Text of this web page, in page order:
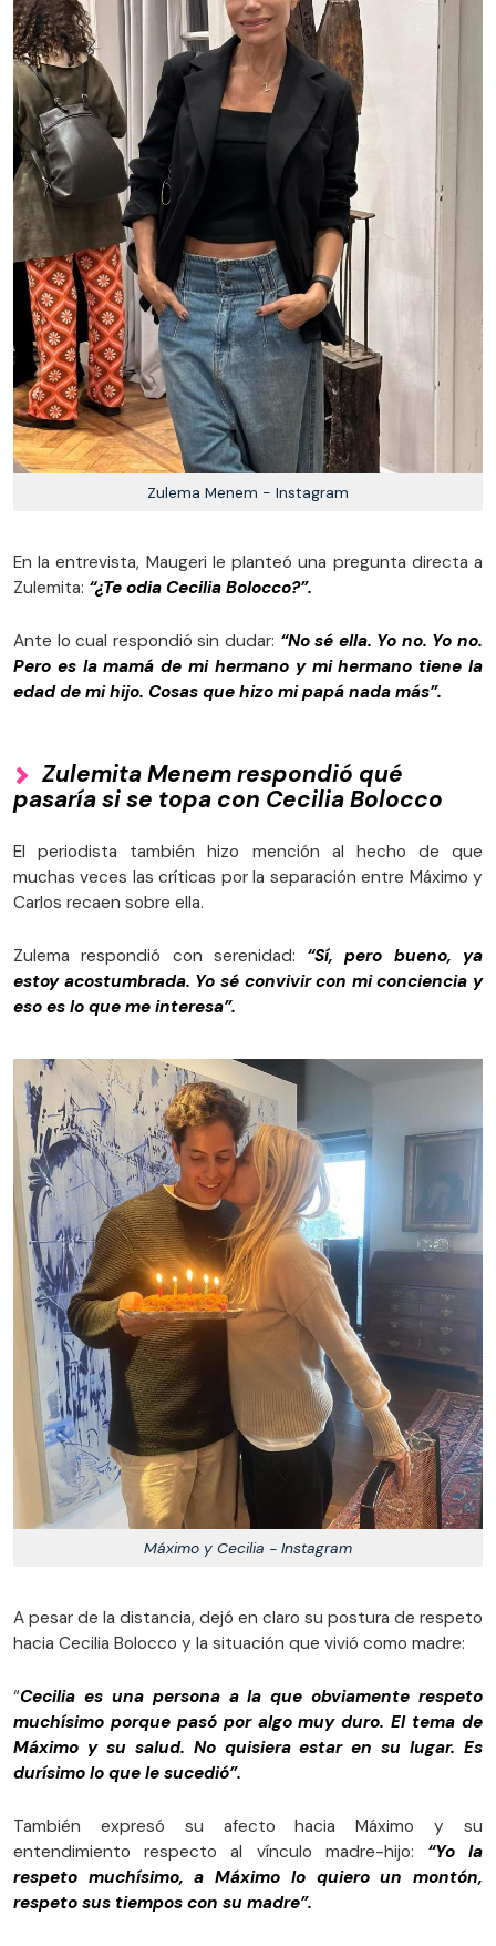
Zulema Menem - Instagram
En la entrevista, Maugeri le planteó una pregunta directa a
Zulemita: “¿Te odia Cecilia Bolocco?”.
Ante lo cual respondió sin dudar: “No sé ella. Yo no. Yo no.
Pero es la mamá de mi hermano y mi hermano tiene la
edad de mi hijo. Cosas que hizo mi papá nada más”.
Zulemita Menem respondió qué
pasaría si se topa con Cecilia Bolocco
El periodista también hizo mención al hecho de que
muchas veces las críticas por la separación entre Máximo y
Carlos recaen sobre ella.
Zulema respondió con serenidad: “Sí, pero bueno, ya
estoy acostumbrada. Yo sé convivir con mi conciencia y
eso es lo que me interesa”.
Máximo y Cecilia - Instagram
A pesar de la distancia, dejó en claro su postura de respeto
hacia Cecilia Bolocco y la situación que vivió como madre:
“Cecilia es una persona a la que obviamente respeto
muchísimo porque pasó por algo muy duro. El tema de
Máximo y su salud. No quisiera estar en su lugar. Es
durísimo lo que le sucedió”.
También expresó su afecto hacia Máximo y su
entendimiento respecto al vínculo madre-hijo: “Yo la
respeto muchísimo, a Máximo lo quiero un montón,
respeto sus tiempos con su madre”.